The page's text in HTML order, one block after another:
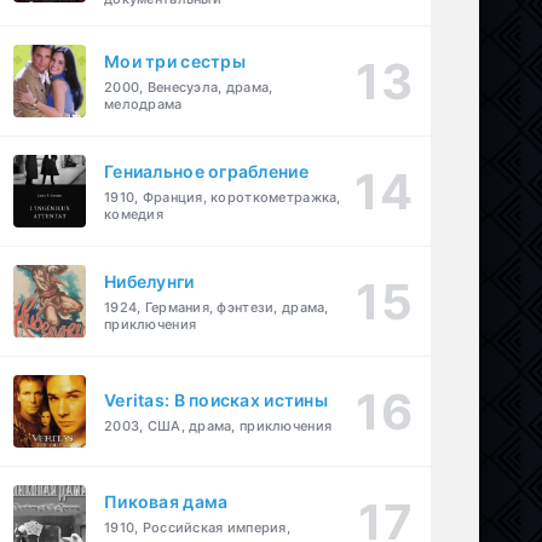
Мои три сестры
2000, Венесуэла, драма,
мелодрама
Гениальное ограбление
1910, Франция, короткометражка,
комедия
Нибелунги
1924, Германия, фэнтези, драма,
приключения
Veritas: В поисках истины
2003, США, драма, приключения
Пиковая дама
1910, Российская империя,